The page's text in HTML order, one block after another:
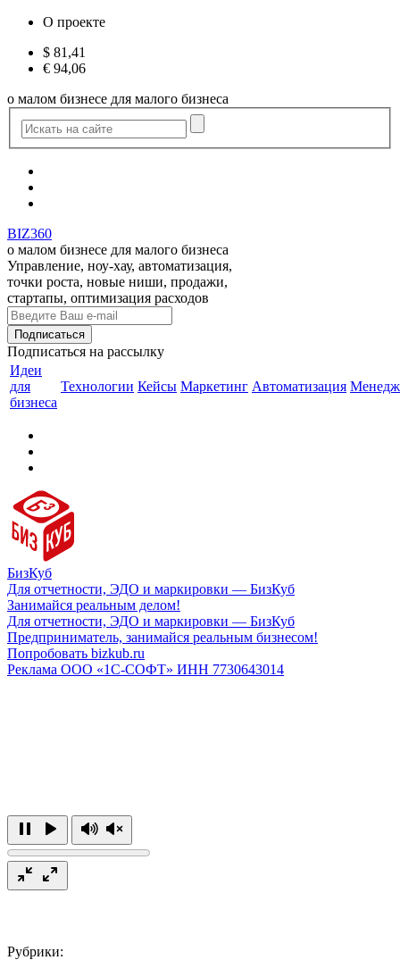
О проекте
$ 81,41
€ 94,06
о малом бизнесе для малого бизнеса
BIZ360
о малом бизнесе для малого бизнеса
Управление, ноу-хау, автоматизация,
точки роста, новые ниши, продажи,
стартапы, оптимизация расходов
Подписаться на рассылку
Идеи
для
бизнеса
Технологии Кейсы Маркетинг Автоматизация
БизКуб
Для отчетности, ЭДО и маркировки — БизКуб
Занимайся реальным делом!
Для отчетности, ЭДО и маркировки — БизКуб
Предприниматель, занимайся реальным бизнесом!
Попробовать bizkub.ru
Реклама ООО «1С-СОФТ» ИНН 7730643014
Рубрики: